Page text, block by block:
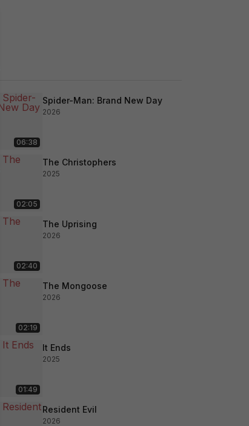
06:38
Spider-Man: Brand New Day
2026
02:05
The Christophers
2025
02:40
The Uprising
2026
02:19
The Mongoose
2026
01:49
It Ends
2025
Resident Evil
2026